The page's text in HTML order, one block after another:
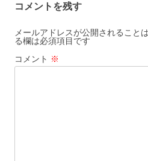
ビ
ゲ
ー
シ
コメントを残す
メールアドレスが公開されること
る欄は必須項目です
コメント ※